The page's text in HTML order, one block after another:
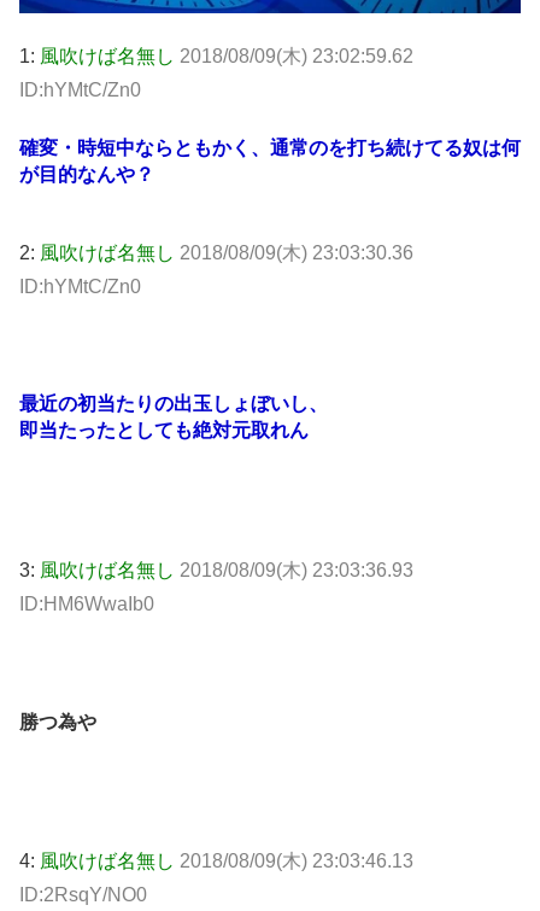
1: 風吹けば名無し 2018/08/09(木) 23:02:59.62
ID:hYMtC/Zn0
確変・時短中ならともかく、通常のを打ち続けてる奴は何
が目的なんや？
2: 風吹けば名無し 2018/08/09(木) 23:03:30.36
ID:hYMtC/Zn0
最近の初当たりの出玉しょぼいし、
即当たったとしても絶対元取れん
3: 風吹けば名無し 2018/08/09(木) 23:03:36.93
ID:HM6WwaIb0
勝つ為や
4: 風吹けば名無し 2018/08/09(木) 23:03:46.13
ID:2RsqY/NO0